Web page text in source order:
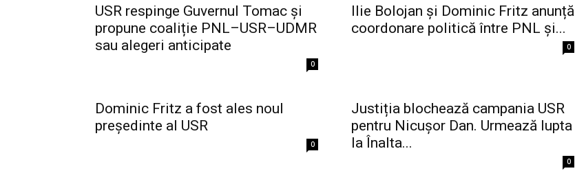
USR respinge Guvernul Tomac și
propune coaliție PNL–USR–UDMR
sau alegeri anticipate
0
Ilie Bolojan și Dominic Fritz anunță
coordonare politică între PNL și...
0
Dominic Fritz a fost ales noul
președinte al USR
0
Justiția blochează campania USR
pentru Nicușor Dan. Urmează lupta
la Înalta...
0